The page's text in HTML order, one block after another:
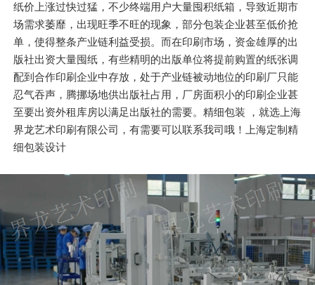
纸价上涨过快过猛，不少终端用户大量囤积纸箱，导致近期市
场需求萎靡，出现旺季不旺的现象，部分包装企业甚至低价抢
单，使得整条产业链利益受损。而在印刷市场，资金雄厚的出
版社出资大量囤纸，有些精明的出版单位将提前购置的纸张调
配到合作印刷企业中存放，处于产业链被动地位的印刷厂只能
忍气吞声，腾挪场地供出版社占用，厂房面积小的印刷企业甚
至要出资外租库房以满足出版社的需要。精细包装 ，就选上海
界龙艺术印刷有限公司，有需要可以联系我司哦！上海定制精
细包装设计